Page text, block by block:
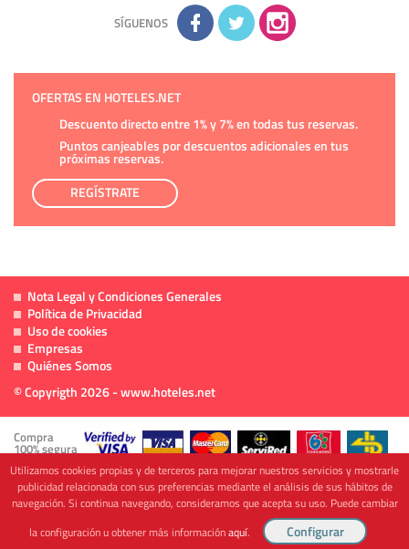
adicional y detallada sobre cómo tratamos sus datos en la
política de privacidad
SÍGUENOS
OFERTAS EN HOTELES.NET
Descuento directo entre 1% y 7% en todas tus reservas.
Puntos canjeables por descuentos adicionales en tus
próximas reservas.
REGÍSTRATE
Nota Legal y Condiciones Generales
Política de Privacidad
Uso de cookies
Empresas
Quiénes Somos
© Copyrigth 2026 - www.hoteles.net
Compra
100% segura
Cofinanciado por
Utilizamos cookies propias y de terceros para mejorar nuestros servicios y mostrarle
publicidad relacionada con sus preferencias mediante el análisis de sus hábitos de
navegación. Si continua navegando, consideramos que acepta su uso. Puede cambiar
la configuración u obtener más informaciónaquí.